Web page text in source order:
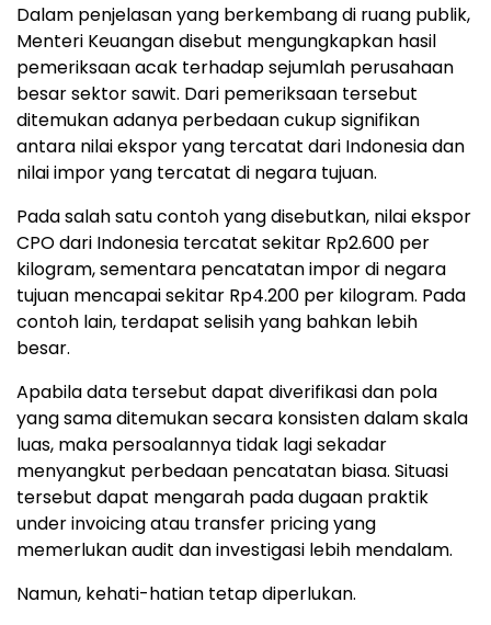
Dalam penjelasan yang berkembang di ruang publik,
Menteri Keuangan disebut mengungkapkan hasil
pemeriksaan acak terhadap sejumlah perusahaan
besar sektor sawit. Dari pemeriksaan tersebut
ditemukan adanya perbedaan cukup signifikan
antara nilai ekspor yang tercatat dari Indonesia dan
nilai impor yang tercatat di negara tujuan.
Pada salah satu contoh yang disebutkan, nilai ekspor
CPO dari Indonesia tercatat sekitar Rp2.600 per
kilogram, sementara pencatatan impor di negara
tujuan mencapai sekitar Rp4.200 per kilogram. Pada
contoh lain, terdapat selisih yang bahkan lebih
besar.
Apabila data tersebut dapat diverifikasi dan pola
yang sama ditemukan secara konsisten dalam skala
luas, maka persoalannya tidak lagi sekadar
menyangkut perbedaan pencatatan biasa. Situasi
tersebut dapat mengarah pada dugaan praktik
under invoicing atau transfer pricing yang
memerlukan audit dan investigasi lebih mendalam.
Namun, kehati-hatian tetap diperlukan.